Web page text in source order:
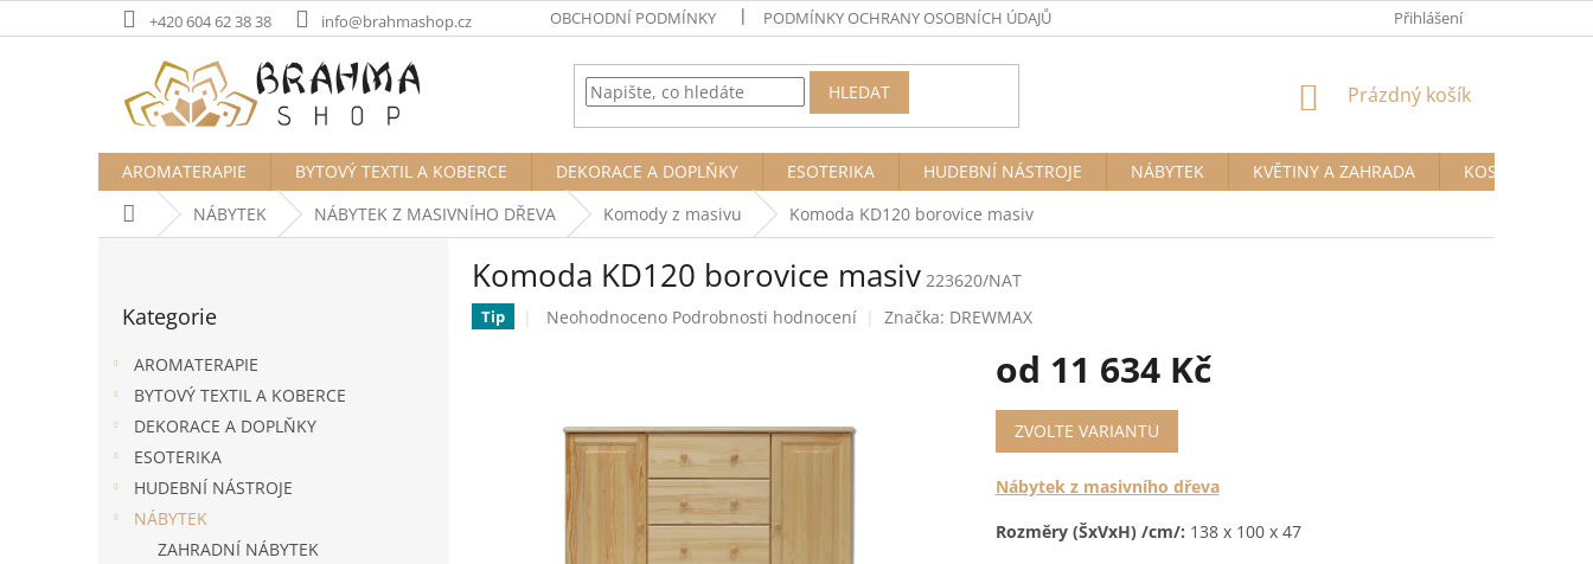
na
+420 604 62 38 38 info@brahmashop.cz OBCHODNÍ PODMÍNKY PODMÍNKY OCHRANY OSOBNÍCH ÚDAJŮ Přihlášení
HLEDAT
NÁKUPNÍ
Prázdný košík
AROMATERAPIE BYTOVÝ TEXTIL A KOBERCE DEKORACE A DOPLŇKY ESOTERIKA HUDEBNÍ NÁSTROJE NÁBYTEK KVĚTINY A ZAHRADA
KOSMETIKA A
Domů NÁBYTEK NÁBYTEK Z MASIVNÍHO DŘEVA Komody z masivu Komoda KD120 borovice masiv
kategorie
Kategorie
AROMATERAPIE
BYTOVÝ TEXTIL A KOBERCE
DEKORACE A DOPLŇKY
ESOTERIKA
HUDEBNÍ NÁSTROJE
NÁBYTEK
ZAHRADNÍ NÁBYTEK
Komoda KD120 borovice masiv 223620/NAT
Tip
Průměrné
hvězdiček.
Neohodnoceno Podrobnosti hodnocení Značka: DREWMAX
od 11 634 Kč
Měrná
cena:
ZVOLTE VARIANTU
Nábytek z masivního dřeva
Rozměry (ŠxVxH) /cm/: 138 x 100 x 47